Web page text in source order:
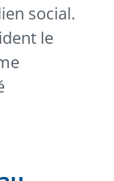
social.
le